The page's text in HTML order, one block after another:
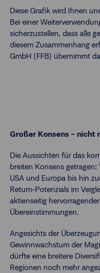
Diese Grafik wird Ihnen
Bei einer
sicherzustellen, dass alle
diesem Zusammenhang
GmbH (FFB) übernimmt
Großer Konsens – nicht
Die Aussichten für das
breiten Konsens
USA und Europa bis hin
Return-Potenzials im
aktienseitig
Übereinstimmungen.
Angesichts der
Gewinnwachstum der
dürfte eine breitere
Regionen noch mehr